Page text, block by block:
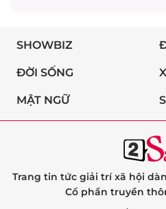
SHOWBIZ
ĐỜI SỐNG
MẬT NGỮ
Trang tin tức giải trí xã hội
Cổ phần truyền